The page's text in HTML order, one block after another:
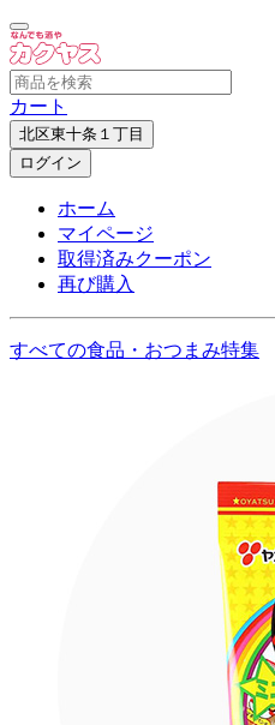
カート
北区東十条１丁目
ログイン
ホーム
マイページ
取得済みクーポン
再び購入
すべての食品・おつまみ特集